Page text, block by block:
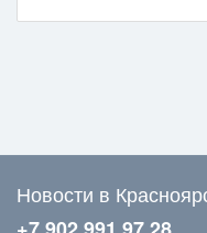
Новости в